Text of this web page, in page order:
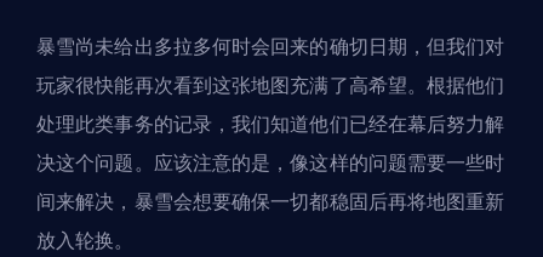
暴雪尚未给出多拉多何时会回来的确切日期，但我们对
玩家很快能再次看到这张地图充满了高希望。根据他们
处理此类事务的记录，我们知道他们已经在幕后努力解
决这个问题。应该注意的是，像这样的问题需要一些时
间来解决，暴雪会想要确保一切都稳固后再将地图重新
放入轮换。